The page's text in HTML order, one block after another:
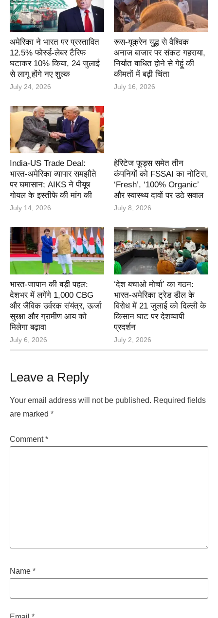
अमेरिका ने भारत पर प्रस्तावित
12.5% फोर्स्ड-लेबर टैरिफ
घटाकर 10% किया, 24 जुलाई
से लागू होंगे नए शुल्क
July 24, 2026
रूस-यूक्रेन युद्ध से वैश्विक
अनाज बाजार पर संकट गहराया,
निर्यात बाधित होने से गेहूं की
कीमतों में बढ़ी चिंता
July 16, 2026
India-US Trade Deal:
भारत-अमेरिका व्यापार समझौते
पर घमासान; AIKS ने पीयूष
गोयल के इस्तीफे की मांग की
July 14, 2026
हेरिटेज फूड्स समेत तीन
कंपनियों को FSSAI का नोटिस,
‘Fresh’, ‘100% Organic’
और स्वास्थ्य दावों पर उठे सवाल
July 8, 2026
भारत-जापान की बड़ी पहल:
देशभर में लगेंगे 1,000 CBG
और जैविक उर्वरक संयंत्र, ऊर्जा
सुरक्षा और ग्रामीण आय को
मिलेगा बढ़ावा
July 6, 2026
‘देश बचाओ मोर्चा’ का गठन:
भारत-अमेरिका ट्रेड डील के
विरोध में 21 जुलाई को दिल्ली के
किसान घाट पर देशव्यापी
प्रदर्शन
July 2, 2026
Leave a Reply
Your email address will not be published. Required fields
are marked *
Comment*
Name *